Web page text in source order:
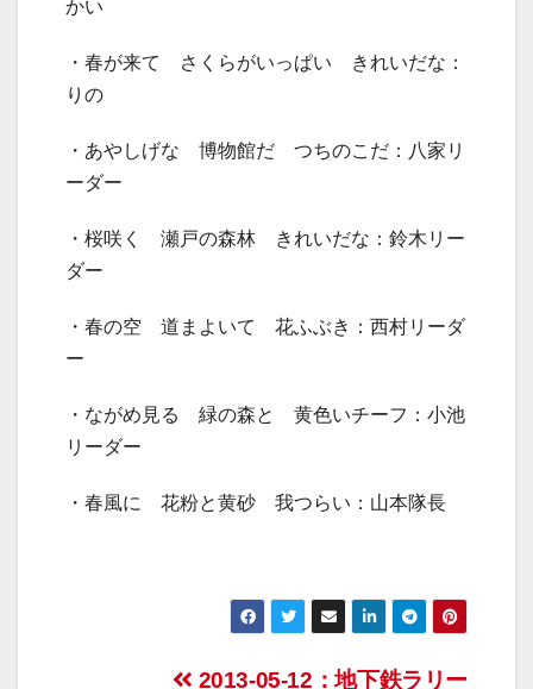
かい
・春が来て さくらがいっぱい きれいだな：
りの
・あやしげな 博物館だ つちのこだ：八家リ
ーダー
・桜咲く 瀬戸の森林 きれいだな：鈴木リー
ダー
・春の空 道まよいて 花ふぶき：西村リーダ
ー
・ながめ見る 緑の森と 黄色いチーフ：小池
リーダー
・春風に 花粉と黄砂 我つらい：山本隊長
2013-05-12：地下鉄ラリー